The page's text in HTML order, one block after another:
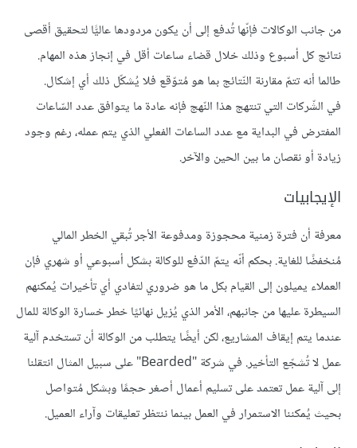
من جانب الوكالات فإنّها تُدفع إلى أن يكون مردودها عاليًّا لتحقيق أقصى
نتائج كل أسبوع وذلك خلال قضاء ساعات أقل في إنجاز هذه المهام.
طالما أنه تتمّ مقارنة النّتائج بما هو مُتوّقع فلا يُشكّل ذلك أي إشكال.
في الشّركات التي تنتهج هذا النّهج فإنه عادة ما يتوافق عدد السّاعات
المفترض في البداية مع عدد الساعات الفعلي الذي يتم عمله، رغم وجود
زيادة أو نقصان ما بين الحين والآخر.
الإيجابيات
معرفة أن فترة زمنية محجوزة ومدفوعة الأجر تُبقي الخطر المالي
مُنخفضًا للغاية. بحكم أنّه يتمّ الدّفع للوكالة بشكل أسبوعي أو شهري فإن
العملاء يميلون إلى القيام بكل ما هو ضروري لتفادي أي تأخيرات يُمكنهم
السيطرة عليها من جانبهم، الأمر الذي يُزيل نهائيًا خطر خسارة الوكالة للمال
عندما يتم إيقاف المشاريع، لكن أيضًا يتطلب من الوكالة أن تستخدم آلية
عمل لا تُشجّع التأخير. في شركة "Bearded" على سبيل المثال انتقلنا
إلى آلية عمل تعتمد على تسليم أعمال أصغر حجمًا وبشكل مُتواصل
بحيث يُمكننا الاستمرار في العمل بينما ننتظر تعليقات وآراء العميل.